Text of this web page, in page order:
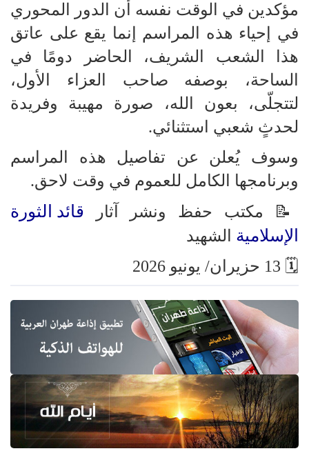
مؤكدين في الوقت نفسه أن الدور المحوري
في إحياء هذه المراسم إنما يقع على عاتق
هذا الشعب الشريف، الحاضر دومًا في
الساحة، بوصفه صاحب العزاء الأول،
لتتجلّى، بعون الله، صورة مهيبة وفريدة
لحدثٍ شعبي استثنائي.
وسوف يُعلن عن تفاصيل هذه المراسم
وبرنامجها الكامل للعموم في وقت لاحق.
📝 مكتب حفظ ونشر آثار قائد الثورة
الإسلامية الشهيد
🗓 13 حزيران/ يونيو 2026